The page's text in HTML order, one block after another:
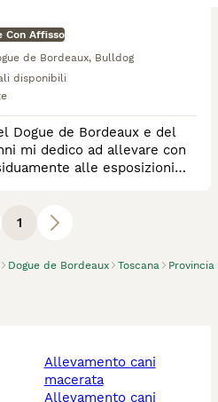
Dogue de Bordeaux Toscana
Con Affisso
de Bordeaux, Bulldog
disponibili
Dogue de Bordeaux e del
mi dedico ad allevare con
alle esposizioni
1
allevamento cani
macerata
allevamento cani